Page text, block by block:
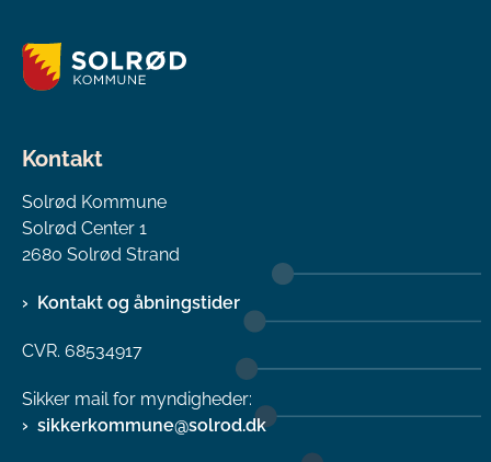
Kontakt
Solrød Kommune
Solrød Center 1
2680 Solrød Strand
Kontakt og åbningstider
CVR. 68534917
Sikker mail for myndigheder:
sikkerkommune@solrod.dk